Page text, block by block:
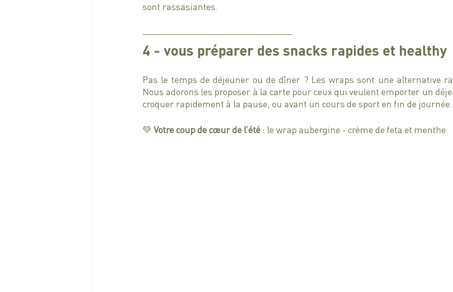
sont rassasiantes.
4 - vous préparer des snacks rapides et healthy
Pas le temps de déjeuner ou de dîner ? Les wraps sont une alternative
Nous adorons les proposer à la carte pour ceux qui veulent emporter un
croquer rapidement à la pause, ou avant un cours de sport en fin de journée.
💚 Votre coup de cœur de l’été : le wrap aubergine - crème de feta et menthe